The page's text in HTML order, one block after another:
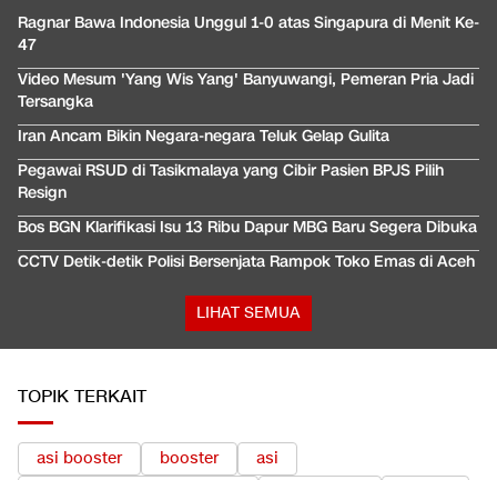
Ragnar Bawa Indonesia Unggul 1-0 atas Singapura di Menit Ke-
47
Video Mesum 'Yang Wis Yang' Banyuwangi, Pemeran Pria Jadi
Tersangka
Iran Ancam Bikin Negara-negara Teluk Gelap Gulita
Pegawai RSUD di Tasikmalaya yang Cibir Pasien BPJS Pilih
Resign
Bos BGN Klarifikasi Isu 13 Ribu Dapur MBG Baru Segera Dibuka
CCTV Detik-detik Polisi Bersenjata Rampok Toko Emas di Aceh
LIHAT SEMUA
TOPIK TERKAIT
asi booster booster
asi